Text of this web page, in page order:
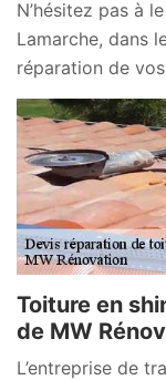
N’hésitez pas à
Lamarche, dans
réparation de
Toiture en
de MW
L’entreprise de